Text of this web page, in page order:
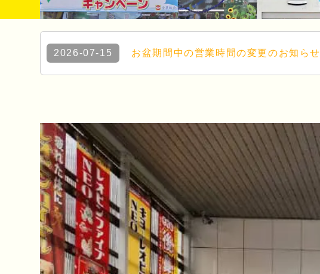
2026-07-15 お盆期間中の営業時間の変更のお知らせ